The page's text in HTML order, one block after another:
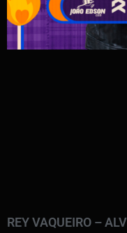
REY VAQUEIRO –